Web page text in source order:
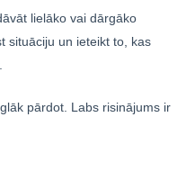
lielāko vai dārgāko
situāciju un ieteikt to, kas
pārdot. Labs risinājums ir